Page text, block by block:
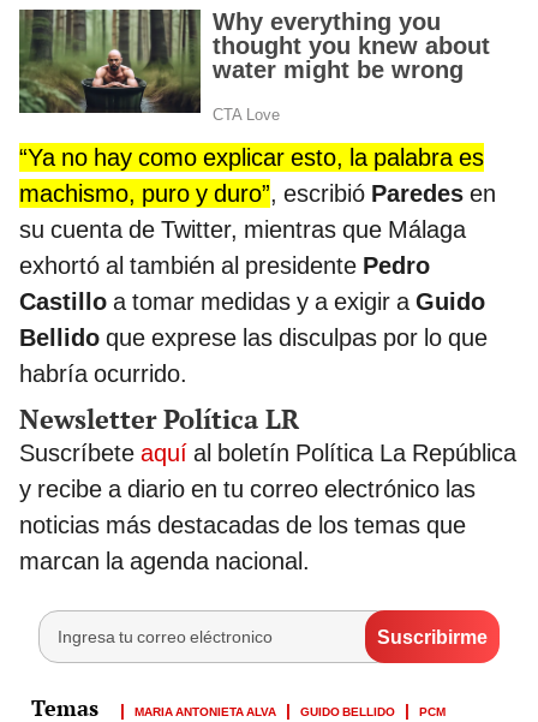
“Ya no hay como explicar esto, la palabra es
machismo, puro y duro”, escribió Paredes en
su cuenta de Twitter, mientras que Málaga
exhortó al también al presidente Pedro
Castillo a tomar medidas y a exigir aGuido
Bellido que exprese las disculpas por lo que
habría ocurrido.
Newsletter Política LR
Suscríbete aquí al boletín Política La República
y recibe a diario en tu correo electrónico las
noticias más destacadas de los temas que
marcan la agenda nacional.
MARIA ANTONIETA ALVA GUIDO BELLIDO
PCM